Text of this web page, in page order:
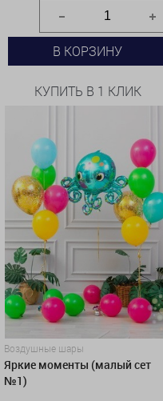
В КОРЗИНУ
КУПИТЬ В 1 КЛИК
Воздушные шары
Яркие моменты (малый сет
№1)